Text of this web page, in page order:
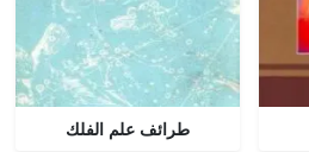
طرائف علم الفلك